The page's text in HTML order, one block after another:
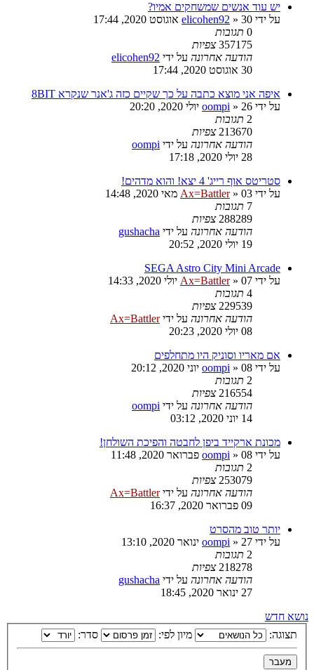
יש עוד אנשים שמשחקים אמיו?
על ידי
elicohen92 » 30 אוגוסט 2020, 17:44
0 תגובות
357175 צפיות
הודעה אחרונה על ידי elicohen92
30 אוגוסט 2020, 17:44
איפה אני מוצא כתבה על כך שקיים כזה ג'אנר שנקרא 8BIT
על ידי
oompi » 26 יולי 2020, 20:20
2 תגובות
213670 צפיות
הודעה אחרונה על ידי oompi
28 יולי 2020, 17:18
סטריטס אוף רייג' 4 יצא! והוא מדהים!
על ידי
Ax=Battler» 03 מאי 2020, 14:48
7 תגובות
288289 צפיות
הודעה אחרונה על ידי gushacha
19 יולי 2020, 20:52
SEGA Astro City Mini Arcade
על ידי
Ax=Battler» 07 יולי 2020, 14:33
4 תגובות
229539 צפיות
הודעה אחרונה על ידיAx=Battler
08 יולי 2020, 20:23
אם מאריו וסוניק היו מתחלפים
על ידי
oompi » 08 יוני 2020, 20:12
2 תגובות
216554 צפיות
הודעה אחרונה על ידי oompi
14 יוני 2020, 03:12
מכונת ארקייד ביפן לחבטה והפיכת השולחן!
על ידי
oompi » 08 פברואר 2020, 11:48
2 תגובות
253079 צפיות
הודעה אחרונה על ידיAx=Battler
09 פברואר 2020, 16:37
יותר טוב מהסרט
על ידי
oompi » 27 ינואר 2020, 13:10
2 תגובות
218278 צפיות
הודעה אחרונה על ידי gushacha
27 ינואר 2020, 18:45
נושא חדש
תצוגה:
מיון לפי: סדר: